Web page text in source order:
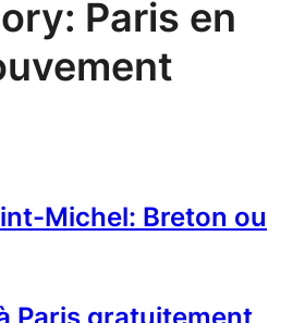
Paris en
Michel: Breton ou